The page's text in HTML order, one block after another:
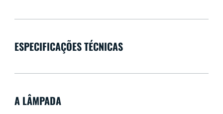
ESPECIFICAÇÕES TÉCNICAS
A LÂMPADA